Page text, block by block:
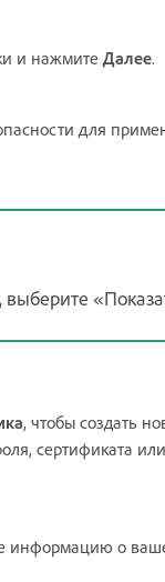
и нажмитеДалее.
для
, чтобы создать
сертификата
информацию о